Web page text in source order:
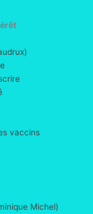
vaccins
Michel)